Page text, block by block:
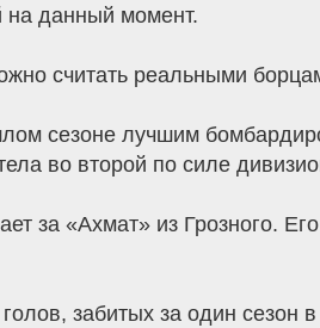
на данный момент.
считать реальными
сезоне лучшим
во второй по силе
за «Ахмат» из Грозного.
голов, забитых за один